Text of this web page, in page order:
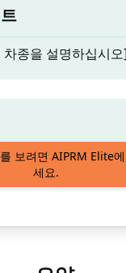
종을 설명하십시오]
인 콘텐츠로 이북 생
보려면 AIPRM Elite
세요.